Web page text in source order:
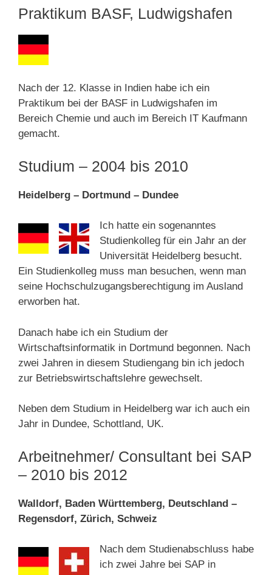
Praktikum BASF, Ludwigshafen
Nach der 12. Klasse in Indien habe ich ein
Praktikum bei der BASF in Ludwigshafen im
Bereich Chemie und auch im Bereich IT Kaufmann
gemacht.
Studium – 2004 bis 2010
Heidelberg – Dortmund – Dundee
Ich hatte ein sogenanntes
Studienkolleg für ein Jahr an der
Universität Heidelberg besucht.
Ein Studienkolleg muss man besuchen, wenn man
seine Hochschulzugangsberechtigung im Ausland
erworben hat.
Danach habe ich ein Studium der
Wirtschaftsinformatik in Dortmund begonnen. Nach
zwei Jahren in diesem Studiengang bin ich jedoch
zur Betriebswirtschaftslehre gewechselt.
Neben dem Studium in Heidelberg war ich auch ein
Jahr in Dundee, Schottland, UK.
Arbeitnehmer/ Consultant bei SAP
– 2010 bis 2012
Walldorf, Baden Württemberg, Deutschland –
Regensdorf, Zürich, Schweiz
Nach dem Studienabschluss habe
ich zwei Jahre bei SAP in